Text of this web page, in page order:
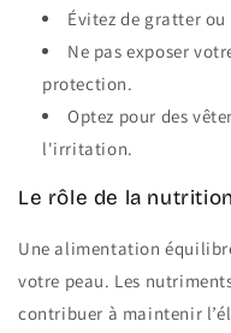
Évitez de gratter
Ne pas exposer
protection.
Optez pour des
l'irritation.
Le rôle de la nutrition
Une alimentation
votre peau. Les
contribuer à maintenir